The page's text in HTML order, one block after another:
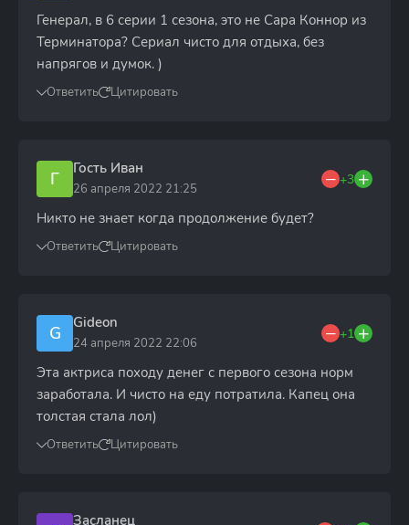
Генерал, в 6 серии 1 сезона, это не Сара Коннор из
Терминатора? Сериал чисто для отдыха, без
напрягов и думок. )
Ответить Цитировать
Г Гость Иван
26 апреля 2022 21:25
+3
Никто не знает когда продолжение будет?
Ответить Цитировать
G Gideon
24 апреля 2022 22:06
+1
Эта актриса походу денег с первого сезона норм
заработала. И чисто на еду потратила. Капец она
толстая стала лол)
Ответить Цитировать
Засланец